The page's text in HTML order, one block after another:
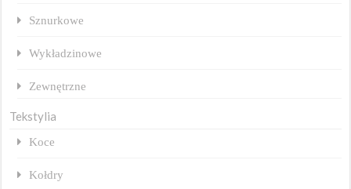
Sznurkowe
Wykładzinowe
Zewnętrzne
Tekstylia
Koce
Kołdry